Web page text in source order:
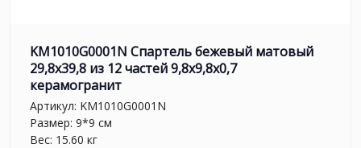
KM1010G0001N Спартель бежевый матовый
29,8х39,8 из 12 частей 9,8x9,8x0,7
керамогранит
Артикул: KM1010G0001N
Размер: 9*9 см
Вес: 15.60 кг